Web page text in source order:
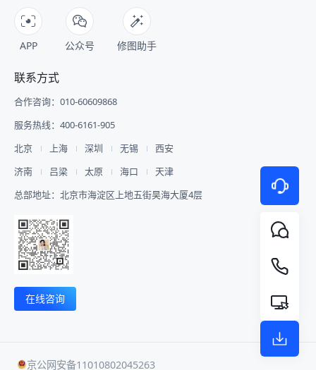
APP 公众号 修图助手
联系方式
合作咨询：010-60609868
服务热线：400-6161-905
北京
上海 深圳 无锡
西安
济南
吕梁 太原 海口
天津
总部地址：北京市海淀区上地五街昊海大厦4层
在线咨询
京公网安备11010802045263